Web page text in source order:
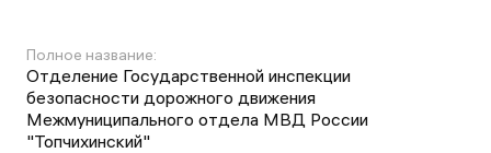
Полное название:
Отделение Государственной инспекции
безопасности дорожного движения
Межмуниципального отдела МВД России
"Топчихинский"